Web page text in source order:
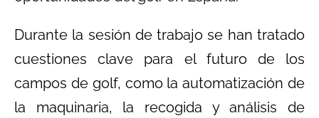
Durante la sesión de trabajo se han tratado
cuestiones clave para el futuro de los
campos de golf, como la automatización de
la maquinaria, la recogida y análisis de